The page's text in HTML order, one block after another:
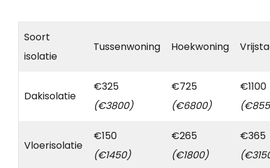
Soort
isolatie
Tussenwoning Hoekwoning
Dakisolatie
€325
(€3800)
€725
(€6800)
€1100
Vloerisolatie
€150
(€1450)
€265
(€1800)
€365